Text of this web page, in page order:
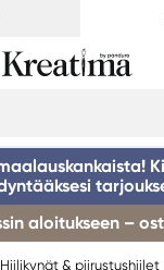
aloitukseen –
Hiilikynät & piirustushiilet